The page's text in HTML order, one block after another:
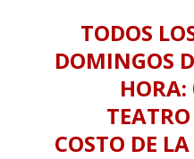
TODOS
DOMINGOS
COSTO DE